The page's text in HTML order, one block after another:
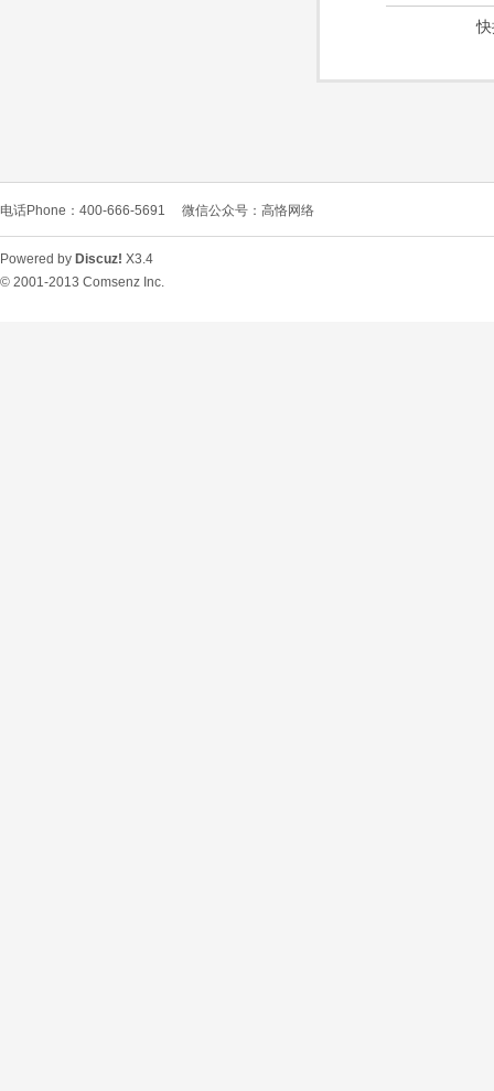
电话Phone：400-666-5691 微信公众号：高恪网络
Powered by Discuz! X3.4
© 2001-2013 Comsenz Inc.